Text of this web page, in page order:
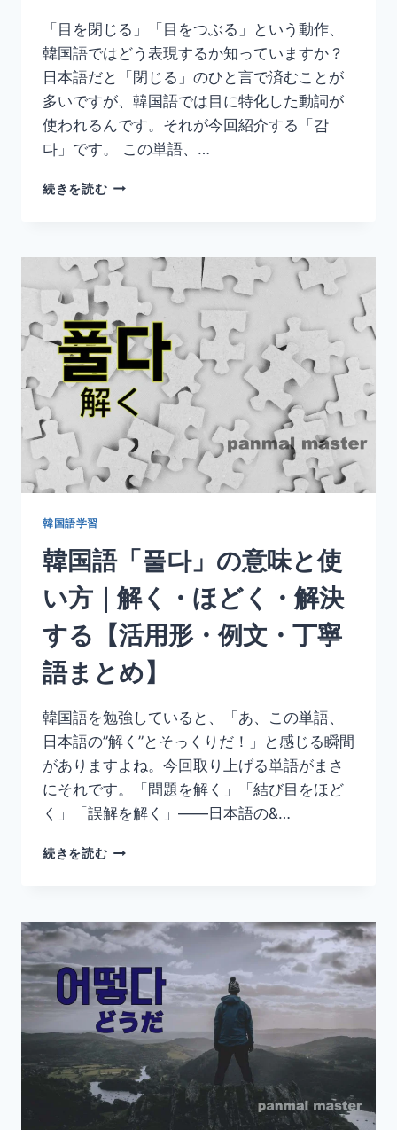
「目を閉じる」「目をつぶる」という動作、
韓国語ではどう表現するか知っていますか？
日本語だと「閉じる」のひと言で済むことが
多いですが、韓国語では目に特化した動詞が
使われるんです。それが今回紹介する「감
다」です。 この単語、…
続きを読む韓
다」
の
味
と
使
い
方
｜
じ
る・
つ
用
形・
例
文・
丁
寧
語
ま
め】
韓国語学習
韓国語「풀다」の意味と使
い方｜解く・ほどく・解決
する【活用形・例文・丁寧
語まとめ】
韓国語を勉強していると、「あ、この単語、
日本語の”解く”とそっくりだ！」と感じる瞬間
がありますよね。今回取り上げる単語がまさ
にそれです。「問題を解く」「結び目をほど
く」「誤解を解く」——日本語の&…
続きを読む韓
다」
の
味
と
使
い
方
｜
解
く・